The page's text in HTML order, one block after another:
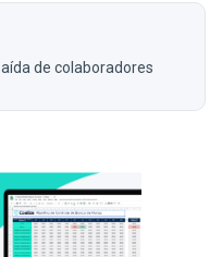
de colaboradores